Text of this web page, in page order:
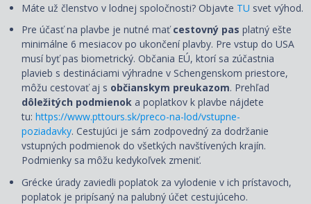
Máte už členstvo v lodnej spoločnosti? Objavte TU svet výhod.
Pre účasť na plavbe je nutné maťcestovný pas platný ešte
minimálne 6 mesiacov po ukončení plavby. Pre vstup do USA
musí byť pas biometrický. Občania EÚ, ktorí sa zúčastnia
plavieb s destináciami výhradne v Schengenskom priestore,
môžu cestovať aj s občianskym preukazom. Prehľad
dôležitých podmienok a poplatkov k plavbe nájdete
tu: https://www.pttours.sk/preco-na-lod/vstupne-
poziadavky. Cestujúci je sám zodpovedný za dodržanie
vstupných podmienok do všetkých navštívených krajín.
Podmienky sa môžu kedykoľvek zmeniť.
Grécke úrady zaviedli poplatok za vylodenie v ich prístavoch,
poplatok je pripísaný na palubný účet cestujúceho.